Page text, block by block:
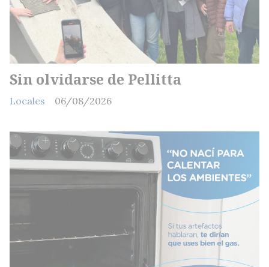
Sin olvidarse de Pellitta
Locales 06/08/2026